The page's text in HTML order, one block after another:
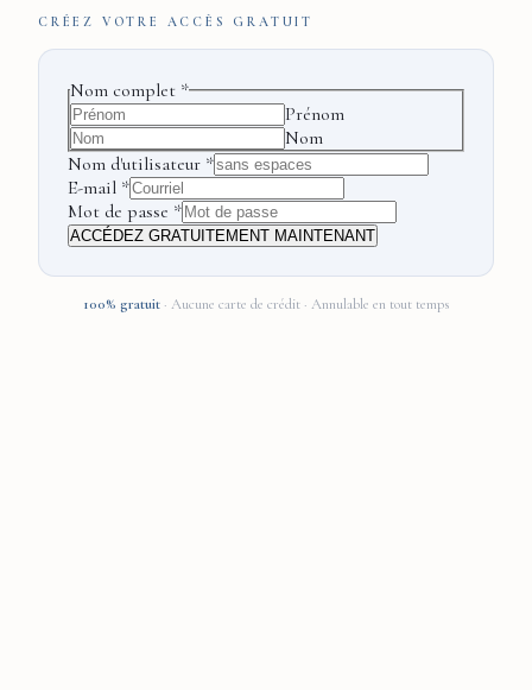
CRÉEZ VOTRE ACCÈS GRATUIT
Mot
E-
mail
passe
Nom complet *
Prénom
Nom
Nom d'utilisateur *
E-mail *
Mot de passe *
ACCÉDEZ GRATUITEMENT MAINTENANT
100% gratuit· Aucune carte de crédit · Annulable en tout temps